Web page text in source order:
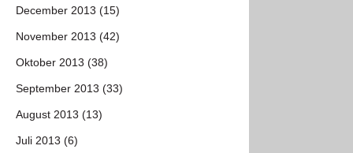
December 2013 (15)
November 2013 (42)
Oktober 2013 (38)
September 2013 (33)
August 2013 (13)
Juli 2013 (6)